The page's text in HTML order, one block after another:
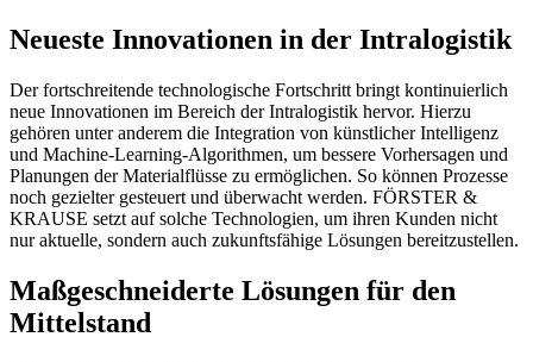
Neueste Innovationen in der Intralogistik
Der fortschreitende technologische Fortschritt bringt kontinuierlich
neue Innovationen im Bereich der Intralogistik hervor. Hierzu
gehören unter anderem die Integration von künstlicher Intelligenz
und Machine-Learning-Algorithmen, um bessere Vorhersagen und
Planungen der Materialflüsse zu ermöglichen. So können Prozesse
noch gezielter gesteuert und überwacht werden. FÖRSTER &
KRAUSE setzt auf solche Technologien, um ihren Kunden nicht
nur aktuelle, sondern auch zukunftsfähige Lösungen bereitzustellen.
Maßgeschneiderte Lösungen für den
Mittelstand